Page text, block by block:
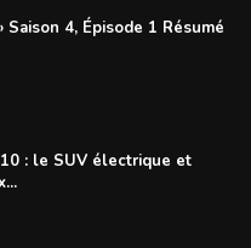
Saison 4, Épisode 1 Résumé
: le SUV électrique et